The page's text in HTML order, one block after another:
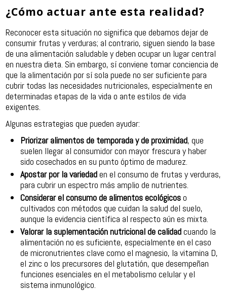
¿Cómo actuar ante esta realidad?
Reconocer esta situación no significa que debamos dejar de
consumir frutas y verduras; al contrario, siguen siendo la base
de una alimentación saludable y deben ocupar un lugar central
en nuestra dieta. Sin embargo, sí conviene tomar conciencia de
que la alimentación por sí sola puede no ser suficiente para
cubrir todas las necesidades nutricionales, especialmente en
determinadas etapas de la vida o ante estilos de vida
exigentes.
Algunas estrategias que pueden ayudar:
Priorizar alimentos de temporada y de proximidad, que
suelen llegar al consumidor con mayor frescura y haber
sido cosechados en su punto óptimo de madurez.
Apostar por la variedaden el consumo de frutas y verduras,
para cubrir un espectro más amplio de nutrientes.
Considerar el consumo de alimentos ecológicoso
cultivados con métodos que cuidan la salud del suelo,
aunque la evidencia científica al respecto aún es mixta.
Valorar la suplementación nutricional de calidadcuando la
alimentación no es suficiente, especialmente en el caso
de micronutrientes clave como el magnesio, la vitamina D,
el zinc o los precursores del glutatión, que desempeñan
funciones esenciales en el metabolismo celular y el
sistema inmunológico.